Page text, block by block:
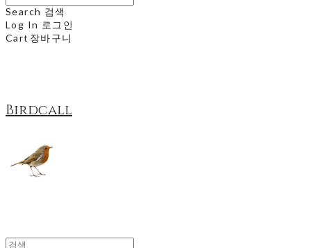
Search 검색
Log In 로그인
Cart 장바구니
Birdcall